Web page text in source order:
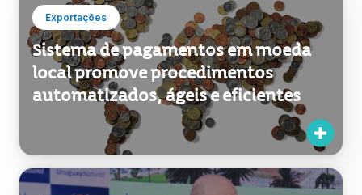
Exportações
Sistema de pagamentos em moeda
local promove procedimentos
automatizados, ágeis e eficientes